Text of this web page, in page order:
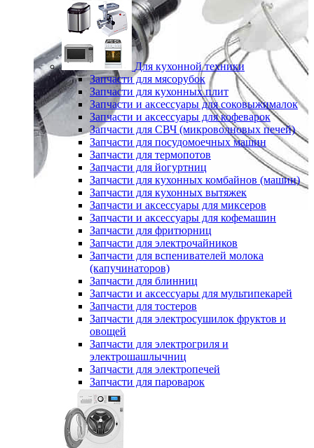
Для кухонной техники
Запчасти для мясорубок
Запчасти для кухонных плит
Запчасти и аксессуары для соковыжималок
Запчасти и аксессуары для кофеварок
Запчасти для СВЧ (микроволновых печей)
Запчасти для посудомоечных машин
Запчасти для термопотов
Запчасти для йогуртниц
Запчасти для кухонных комбайнов (машин)
Запчасти для кухонных вытяжек
Запчасти и аксессуары для миксеров
Запчасти и аксессуары для кофемашин
Запчасти для фритюрниц
Запчасти для электрочайников
Запчасти для вспенивателей молока
(капучинаторов)
Запчасти для блинниц
Запчасти и аксессуары для мультипекарей
Запчасти для тостеров
Запчасти для электросушилок фруктов и
овощей
Запчасти для электрогриля и
электрошашлычниц
Запчасти для электропечей
Запчасти для пароварок